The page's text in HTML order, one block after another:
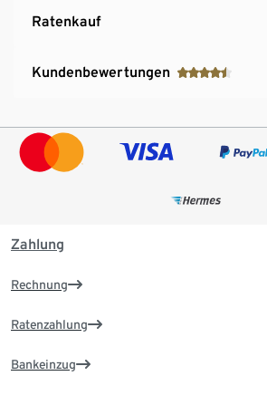
Ratenkauf
Kundenbewertungen
Zahlung
Rechnung
Ratenzahlung
Bankeinzug